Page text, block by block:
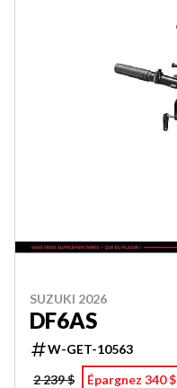
SUZUKI 2026
DF6AS
W-GET-10563
2 239 $
Épargnez 340 $